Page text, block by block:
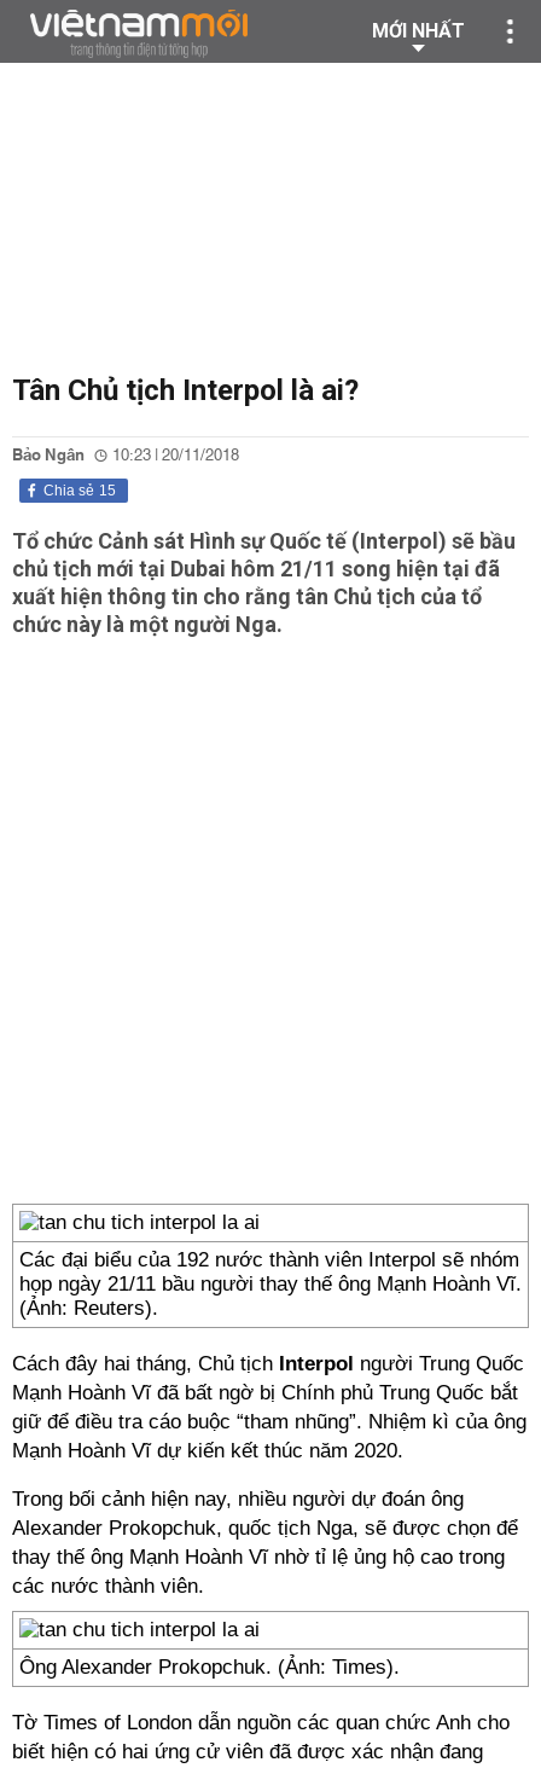
MỚI NHẤT
Tân Chủ tịch Interpol là ai?
Bảo Ngân 10:23 | 20/11/2018
15
Chia sẻ
Tổ chức Cảnh sát Hình sự Quốc tế (Interpol ) sẽ bầu
chủ tịch mới tại Dubai hôm 21/11 song hiện tại đã
xuất hiện thông tin cho rằng tân Chủ tịch của tổ
chức này là một người Nga.
Các đại biểu của 192 nước thành viên Interpol sẽ nhóm
họp ngày 21/11 bầu người thay thế ông Mạnh Hoành Vĩ.
(Ảnh: Reuters).
Cách đây hai tháng, Chủ tịch Interpol người Trung Quốc
Mạnh Hoành Vĩ đã bất ngờ bị Chính phủ Trung Quốc bắt
giữ để điều tra cáo buộc “tham nhũng”. Nhiệm kì của ông
Mạnh Hoành Vĩ dự kiến kết thúc năm 2020.
Trong bối cảnh hiện nay, nhiều người dự đoán ông
Alexander Prokopchuk, quốc tịch Nga, sẽ được chọn để
thay thế ông Mạnh Hoành Vĩ nhờ tỉ lệ ủng hộ cao trong
các nước thành viên.
Ông Alexander Prokopchuk. (Ảnh: Times).
Tờ Times of London dẫn nguồn các quan chức Anh cho
biết hiện có hai ứng cử viên đã được xác nhận đang